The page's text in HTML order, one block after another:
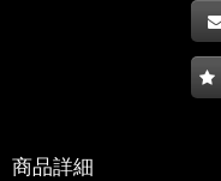
商品詳細